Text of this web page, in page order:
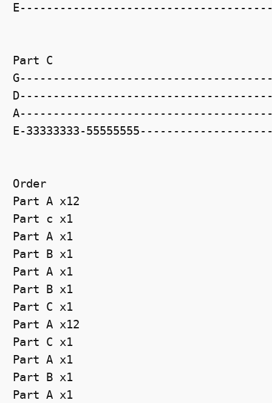
Part C
E-33333333-
Order
Part A x12
Part c x1
Part A x1
Part B x1
Part A x1
Part B x1
Part C x1
Part A x12
Part C x1
Part A x1
Part B x1
Part A x1